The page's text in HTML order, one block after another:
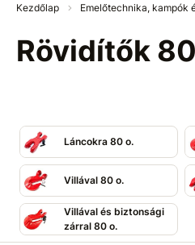
Kezdőlap Emelőtechnika, kampók
Rövidítők
Láncokra 80 o.
Villával 80 o.
Villával és biztonsági
zárral 80 o.